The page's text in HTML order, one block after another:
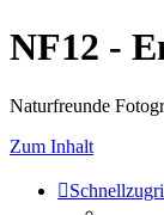
NF12 -
Naturfreunde
Zum Inhalt